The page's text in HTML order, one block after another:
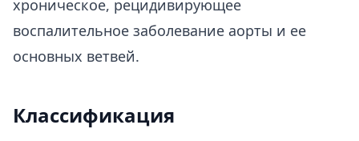
хроническое, рецидивирующее
воспалительное заболевание аорты и ее
основных ветвей.
Классификация